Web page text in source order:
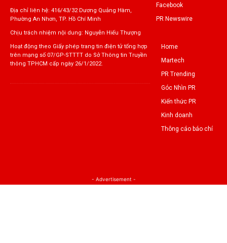
Địa chỉ liên hệ: 416/43/32 Dương Quảng Hàm,
Phường An Nhơn, TP. Hồ Chí Minh
Chịu trách nhiệm nội dung: Nguyễn Hiếu Thượng
Hoạt động theo Giấy phép trang tin điện tử tổng hợp
trên mạng số 07/GP-STTTT do Sở Thông tin Truyền
thông TPHCM cấp ngày 26/1/2022.
Facebook
PR Newswire
Home
Martech
PR Trending
Góc Nhìn PR
Kiến thức PR
Kinh doanh
Thông cáo báo chí
- Advertisement -